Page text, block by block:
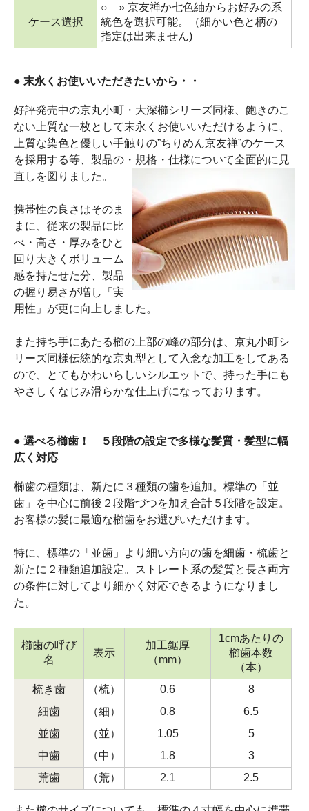
ケース選択
○ » 京友禅か七色紬からお好みの系
統色を選択可能。（細かい色と柄の
指定は出来ません)
● 末永くお使いいただきたいから・・
好評発売中の京丸小町・大深櫛シリーズ同様、飽きのこ
ない上質な一枚として末永くお使いいただけるように、
上質な染色と優しい手触りの”ちりめん京友禅”のケース
を採用する等、製品の・規格・仕様について全面的に見
直しを図りました。
携帯性の良さはそのま
まに、従来の製品に比
べ・高さ・厚みをひと
回り大きくボリューム
感を持たせた分、製品
の握り易さが増し「実
用性」が更に向上しました。
また持ち手にあたる櫛の上部の峰の部分は、京丸小町シ
リーズ同様伝統的な京丸型として入念な加工をしてある
ので、とてもかわいらしいシルエットで、持った手にも
やさしくなじみ滑らかな仕上げになっております。
● 選べる櫛歯！ ５段階の設定で多様な髪質・髪型に幅
広く対応
櫛歯の種類は、新たに３種類の歯を追加。標準の「並
歯」を中心に前後２段階づつを加え合計５段階を設定。
お客様の髪に最適な櫛歯をお選びいただけます。
特に、標準の「並歯」より細い方向の歯を細歯・梳歯と
新たに２種類追加設定。ストレート系の髪質と長さ両方
の条件に対してより細かく対応できるようになりまし
た。
櫛歯の呼び
名
表示
加工鋸厚
（mm）
1cmあたりの
櫛歯本数
（本）
梳き歯
（梳） 0.6
8
細歯
（細） 0.8
6.5
並歯
（並） 1.05
5
中歯
（中） 1.8
3
荒歯
（荒） 2.1 2.5